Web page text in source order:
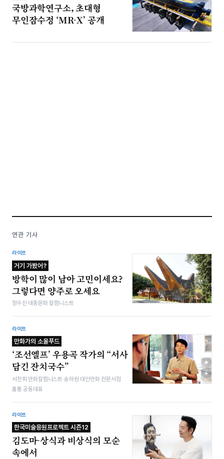
국방과학연구소, 초대형
무인잠수정 ‘MR-X’ 공개
연관 기사
라이프
거기 가봤어?
방학이 많이 남아 고민이세요?
그렇다면 양주로 오세요
정수진 대중문화 칼럼니스트
라이프
만화가의 소울푸드
‘조선엘프’ 우용곡 작가의 “서사
담긴 잔치국수”
서찬휘 만화칼럼니스트·송하원 대안만화 전문서점
홈통 공동대표
라이프
한국미술응원프로젝트 시즌12
김도마-상식과 비상식의 모순
속에서